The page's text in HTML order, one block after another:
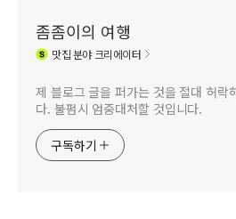
좀좀이의 여행
맛집분야 크리에이터
제 블로그 글을 퍼가는 것을 절대 허락
다. 불펌시 엄중대처할 것입니다.
구독하기